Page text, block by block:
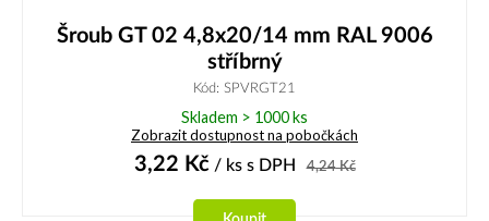
Šroub GT 02 4,8x20/14 mm RAL 9006
stříbrný
Kód: SPVRGT21
Skladem > 1000 ks
Zobrazit dostupnost na pobočkách
3,22 Kč/ ks s DPH 4,24Kč